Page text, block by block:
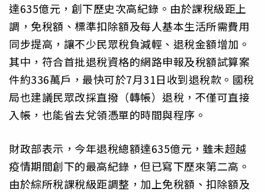
達635億元，創下歷史次高紀錄。由於課稅級距上
調，免稅額、標準扣除額及每人基本生活所需費用
同步提高，讓不少民眾稅負減輕、退稅金額增加。
其中，符合首批退稅資格的網路申報及稅額試算案
件約336萬戶，最快可於7月31日收到退稅款。國稅
局也建議民眾改採直撥（轉帳）退稅，不僅可直接
入帳，也能省去兌領憑單的時間與程序。
財政部表示，今年退稅總額達635億元，雖未超越
疫情期間創下的最高紀錄，但已寫下歷來第二高。
由於綜所稅課稅級距調整，加上免稅額、扣除額及